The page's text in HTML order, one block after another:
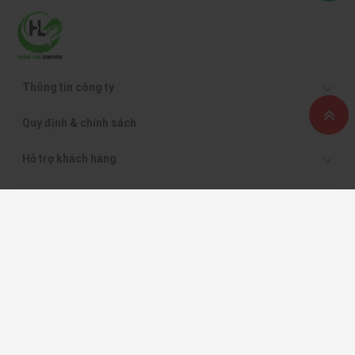
cấp hệ thống. Hơn nữa, việc hỗ trợ chuẩn PCIe 5.0 cung cấp băng
thông gấp đôi so với PCIe 4.0, sẵn sàng cho các card đồ họa và ổ
cứng SSD NVMe thế hệ mới, đảm bảo hệ thống có thể tận dụng tối
Thông tin công ty
Quy định & chính sách
Hỗ trợ khách hàng